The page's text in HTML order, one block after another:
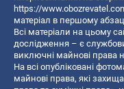
https://
матеріал в першому
Всі матеріали на цьому
дослідження – є
виключні майнові права
На всі опубліковані
майнові права, які